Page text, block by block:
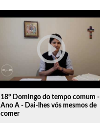
play_circle_outline
18º Domingo do tempo comum -
Ano A - Dai-lhes vós mesmos de
comer